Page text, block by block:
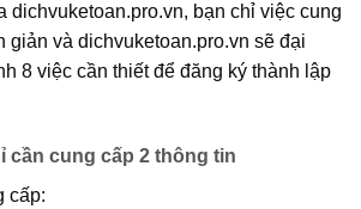
dichvuketoan.pro.vn, bạn chỉ việc cung
giản và dichvuketoan.pro.vn sẽ đại
8 việc cần thiết để đăng ký thành lập
cần cung cấp 2 thông tin
cấp: